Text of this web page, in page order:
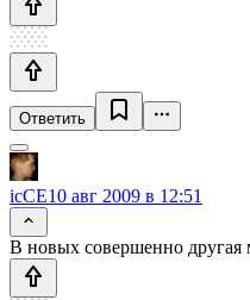
Ответить
icCE10 авг 2009 в 12:51
В новых совершенно другая